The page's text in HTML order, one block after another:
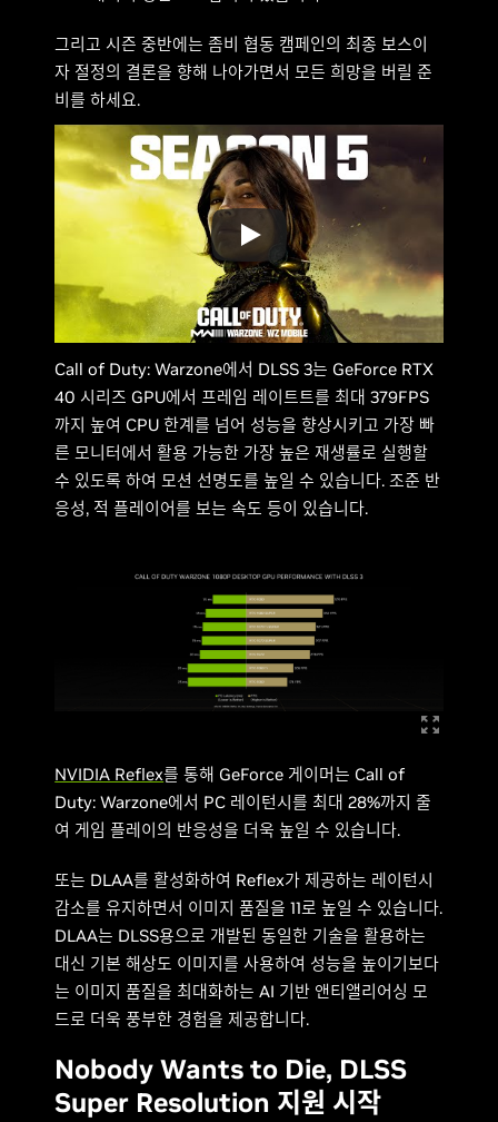
그리고 시즌 중반에는 좀비 협동 캠페인의 최종 보스이
자 절정의 결론을 향해 나아가면서 모든 희망을 버릴 준
비를 하세요.
Call of Duty: Warzone에서 DLSS 3는 GeForce RTX
40 시리즈 GPU에서 프레임 레이트트를 최대 379FPS
까지 높여 CPU 한계를 넘어 성능을 향상시키고 가장 빠
른 모니터에서 활용 가능한 가장 높은 재생률로 실행할
수 있도록 하여 모션 선명도를 높일 수 있습니다. 조준 반
응성, 적 플레이어를 보는 속도 등이 있습니다.
NVIDIA Reflex를 통해 GeForce 게이머는 Call of
Duty: Warzone에서 PC 레이턴시를 최대 28%까지 줄
여 게임 플레이의 반응성을 더욱 높일 수 있습니다.
또는 DLAA를 활성화하여 Reflex가 제공하는 레이턴시
감소를 유지하면서 이미지 품질을 11로 높일 수 있습니다.
DLAA는 DLSS용으로 개발된 동일한 기술을 활용하는
대신 기본 해상도 이미지를 사용하여 성능을 높이기보다
는 이미지 품질을 최대화하는 AI 기반 앤티앨리어싱 모
드로 더욱 풍부한 경험을 제공합니다.
Nobody Wants to Die, DLSS
Super Resolution 지원 시작